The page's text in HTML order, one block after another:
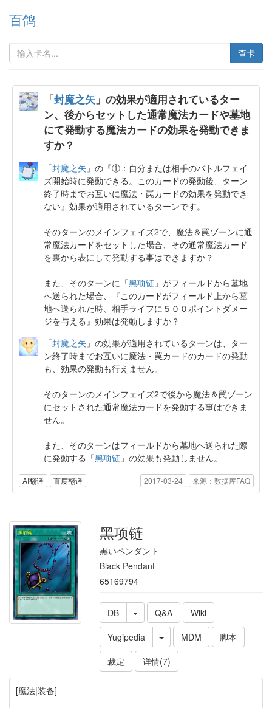
百鸽
查卡
「封魔之矢 」の効果が適用されているター
ン、後からセットした通常魔法カードや墓地
にて発動する魔法カードの効果を発動できま
すか？
「封魔之矢 」の『①：自分または相手のバトルフェイ
ズ開始時に発動できる。このカードの発動後、ターン
終了時までお互いに魔法・罠カードの効果を発動でき
ない』効果が適用されているターンです。
そのターンのメインフェイズ2で、魔法＆罠ゾーンに通
常魔法カードをセットした場合、その通常魔法カード
を裏から表にして発動する事はできますか？
また、そのターンに「黑项链 」がフィールドから墓地
へ送られた場合、『このカードがフィールド上から墓
地へ送られた時、相手ライフに５００ポイントダメー
ジを与える』効果は発動しますか？
「封魔之矢 」の効果が適用されているターンは、ター
ン終了時までお互いに魔法・罠カードのカードの発動
も、効果の発動も行えません。
そのターンのメインフェイズ2で後から魔法＆罠ゾーン
にセットされた通常魔法カードを発動する事はできま
せん。
また、そのターンはフィールドから墓地へ送られた際
に発動する「黑项链 」の効果も発動しません。
AI翻译 百度翻译 2017-03-24 来源：数据库FAQ
黑项链
黒いペンダント
Black Pendant
65169794
DB Q&A
Wiki
Yugipedia
MDM
脚本
裁定
详情(7)
[魔法|装备]